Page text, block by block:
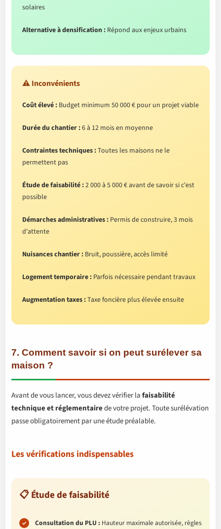
solaires
Alternative à densification : Répond aux enjeux urbains
⚠️ Inconvénients
Coût élevé : Budget minimum 50 000 € pour un projet viable
Durée du chantier :6 à 12 mois en moyenne
Contraintes techniques :Toutes les maisons ne le
permettent pas
Étude de faisabilité :2 000 à 5 000 € avant de savoir si c'est
possible
Démarches administratives : Permis de construire, 3 mois
d'attente
Nuisances chantier : Bruit, poussière, accès limité
Logement temporaire : Parfois nécessaire pendant travaux
Augmentation taxes :Taxe foncière plus élevée ensuite
7. Comment savoir si on peut surélever sa
maison ?
Avant de vous lancer, vous devez vérifier lafaisabilité
technique et réglementairede votre projet. Toute surélévation
passe obligatoirement par une étude préalable.
Les vérifications indispensables
📋 Étude de faisabilité
Consultation du PLU : Hauteur maximale autorisée, règles